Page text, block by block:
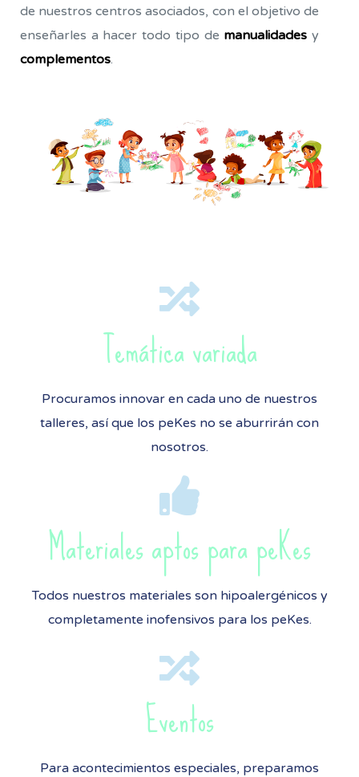
de nuestros centros asociados, con el objetivo de
enseñarles a hacer todo tipo de manualidades y
complementos.
Temática variada
Procuramos innovar en cada uno de nuestros
talleres, así que los peKes no se aburrirán con
nosotros.
Materiales aptos para peKes
Todos nuestros materiales son hipoalergénicos y
completamente inofensivos para los peKes.
Eventos
Para acontecimientos especiales, preparamos